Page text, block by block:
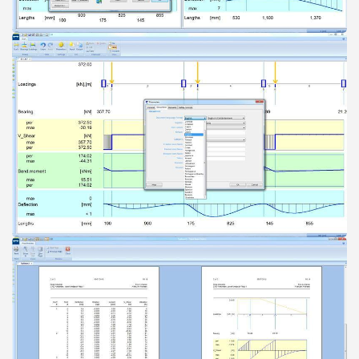
Open
Open